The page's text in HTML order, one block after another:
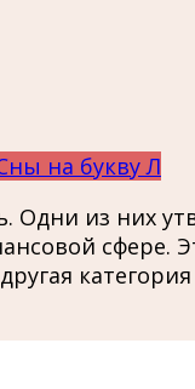
на букву Л
Одни из них
сфере.